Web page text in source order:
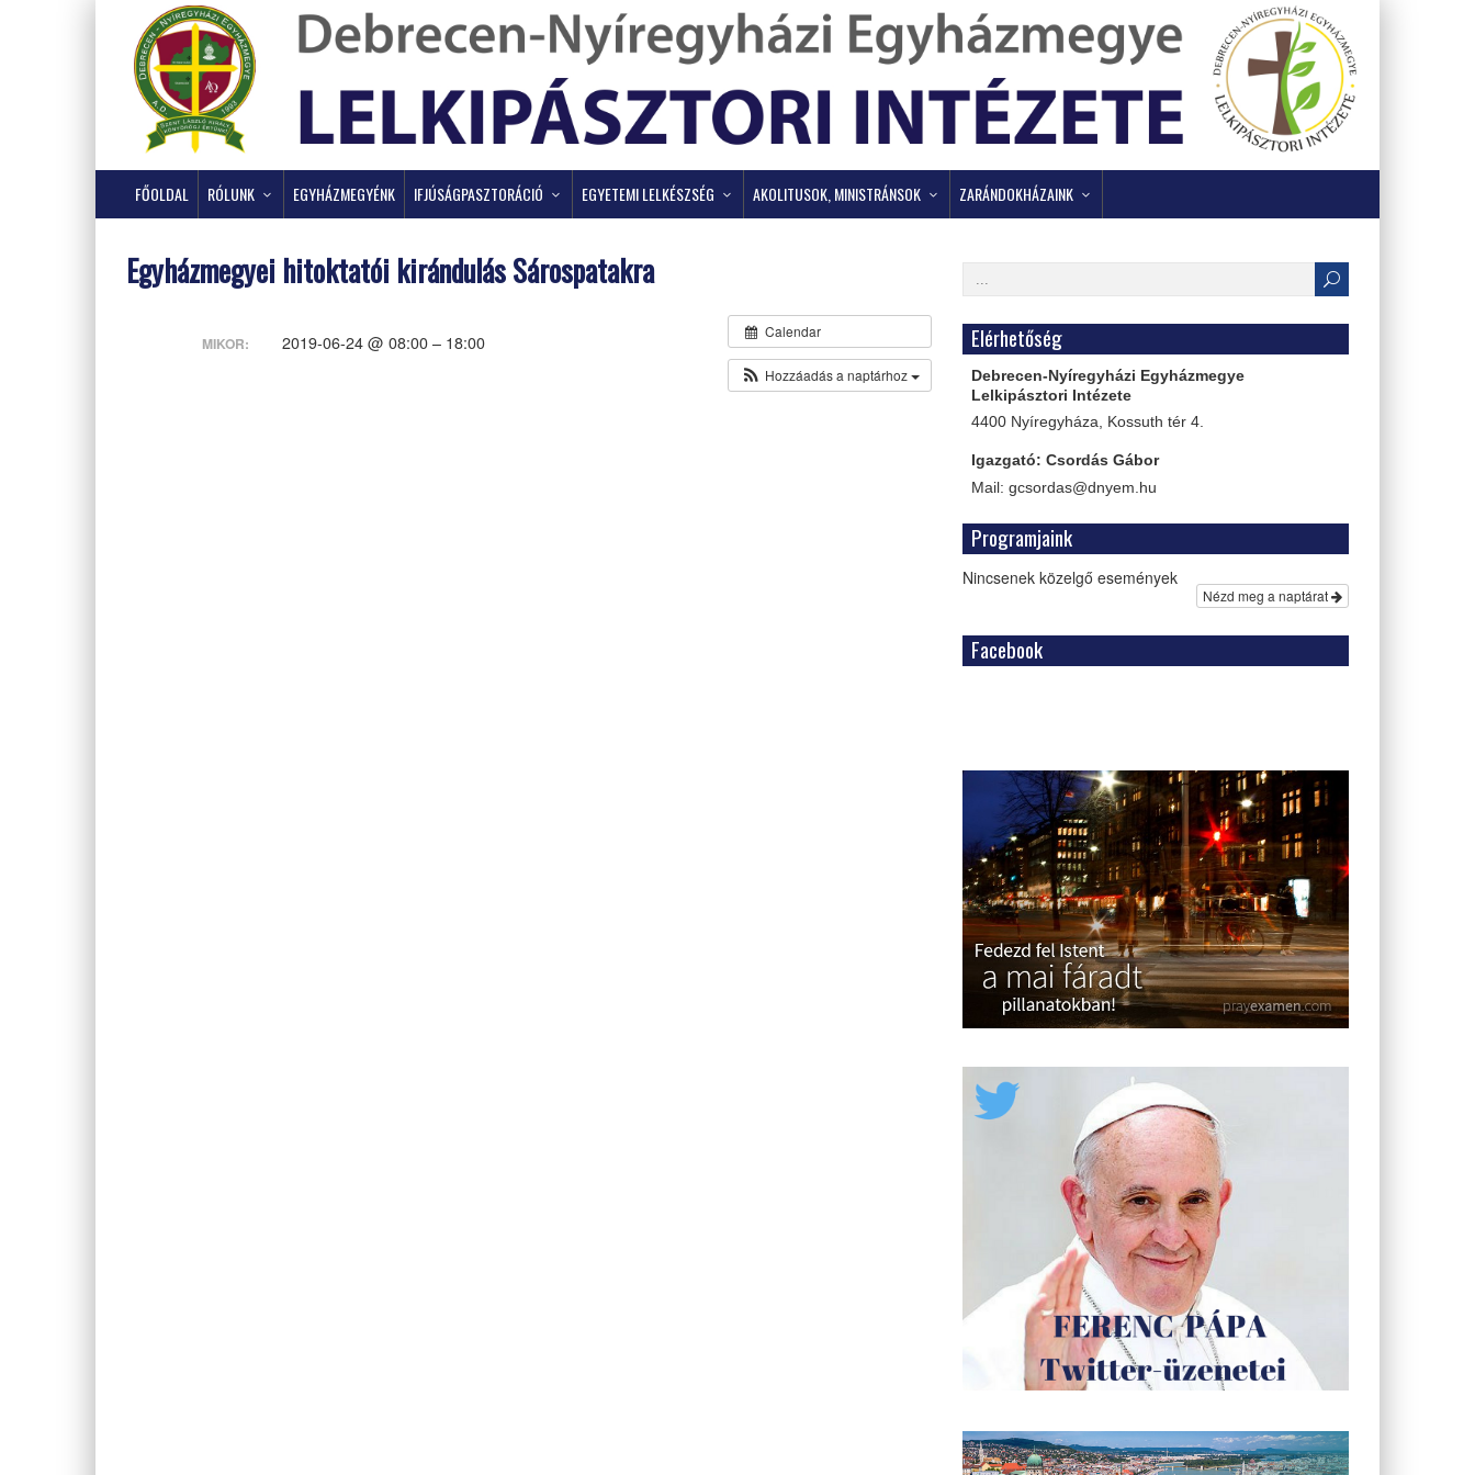
FŐOLDAL RÓLUNK EGYHÁZMEGYÉNK IFJÚSÁGPASZTORÁCIÓ EGYETEMI LELKÉSZSÉG AKOLITUSOK, MINISTRÁNSOK ZARÁNDOKHÁZAINK
Egyházmegyei hitoktatói kirándulás Sárospatakra
Calendar
Hozzáadás a naptárhoz
MIKOR: 2019-06-24 @ 08:00 – 18:00 Elérhetőség
Debrecen-Nyíregyházi Egyházmegye
Lelkipásztori Intézete
4400 Nyíregyháza, Kossuth tér 4.
Igazgató: Csordás Gábor
Mail: gcsordas@dnyem.hu
Programjaink
Nincsenek közelgő események
Nézd meg a naptárat
Facebook